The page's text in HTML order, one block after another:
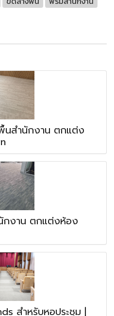
สำนักงาน ตกแต่ง
กงาน ตกแต่งห้อง
สำหรับหอประชุม |